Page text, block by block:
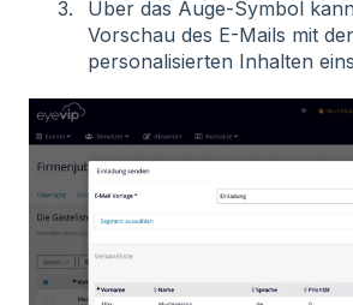
Über das Auge-Symbol
Vorschau des E-Mails mit
personalisierten Inhalten